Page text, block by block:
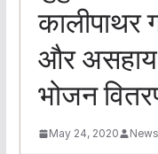
कालीपाथर
और असहाय
भोजन
May 24, 2020